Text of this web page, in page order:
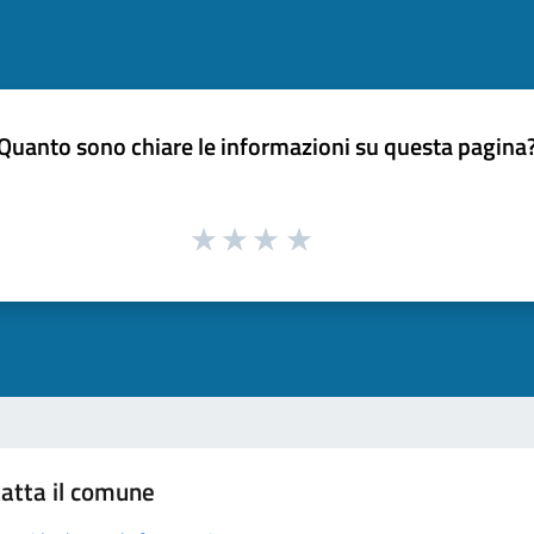
sono chiare le informazioni su questa
il comune